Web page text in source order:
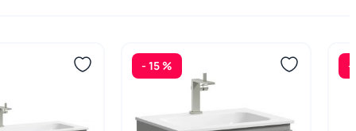
- 15 % -